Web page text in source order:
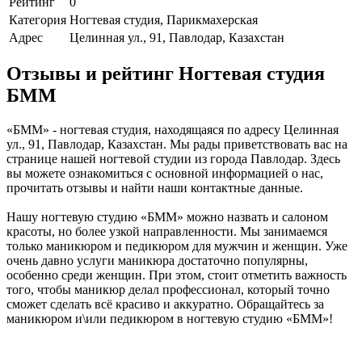
Категория Ногтевая студия, Парикмахерская
Адрес
Целинная ул., 91, Павлодар, Казахстан
Отзывы и рейтинг Ногтевая студия
БММ
«БММ» - ногтевая студия, находящаяся по адресу Целинная
ул., 91, Павлодар, Казахстан. Мы рады приветствовать вас на
странице нашей ногтевой студии из города Павлодар. Здесь
вы можете ознакомиться с основной информацией о нас,
прочитать отзывы и найти наши контактные данные.
Нашу ногтевую студию «БММ» можно назвать и салоном
красоты, но более узкой направленности. Мы занимаемся
только маникюром и педикюром для мужчин и женщин. Уже
очень давно услуги маникюра достаточно популярны,
особенно среди женщин. При этом, стоит отметить важность
того, чтобы маникюр делал профессионал, который точно
сможет сделать всё красиво и аккуратно. Обращайтесь за
маникюром и\или педикюром в ногтевую студию «БММ»!